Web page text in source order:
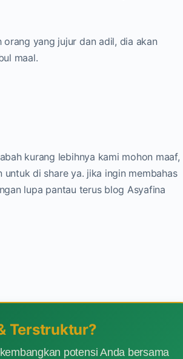
yang jujur dan adil, dia akan
maal.
kurang lebihnya kami mohon maaf,
di share ya. jika ingin membahas
lupa pantau terus blog Asyafina
Terstruktur?
potensi Anda bersama